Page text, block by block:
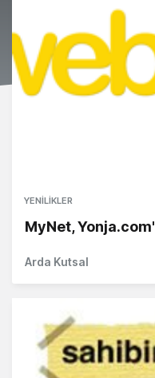
YENILIKLER
MyNet,
Arda Kutsal